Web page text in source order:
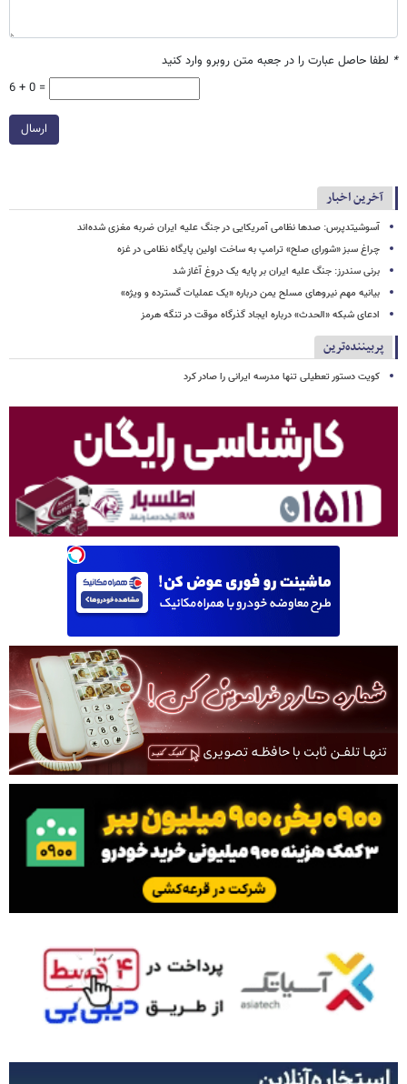
* لطفا حاصل عبارت را در جعبه متن روبرو وارد کنید
6 + 0 =
ارسال
آخرین اخبار
آسوشیتدپرس: صدها نظامی آمریکایی در جنگ علیه ایران ضربه مغزی شده‌اند
چراغ سبز «شورای صلح» ترامپ به ساخت اولین پایگاه نظامی در غزه
برنی سندرز: جنگ علیه ایران بر پایه یک دروغ آغاز شد
بیانیه مهم نیروهای مسلح یمن درباره «یک عملیات گسترده و ویژه»
ادعای شبکه «الحدث» درباره ایجاد گذرگاه موقت در تنگه هرمز
پربیننده‌ترین
کویت دستور تعطیلی تنها مدرسه ایرانی را صادر کرد